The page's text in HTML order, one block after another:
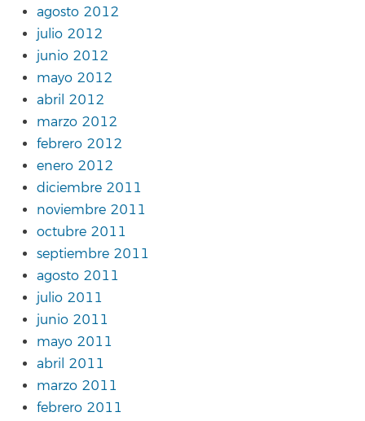
agosto 2012
julio 2012
junio 2012
mayo 2012
abril 2012
marzo 2012
febrero 2012
enero 2012
diciembre 2011
noviembre 2011
octubre 2011
septiembre 2011
agosto 2011
julio 2011
junio 2011
mayo 2011
abril 2011
marzo 2011
febrero 2011